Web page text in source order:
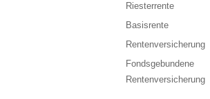
Riesterrente
Basisrente
Rentenversicherung
Fondsgebundene
Rentenversicherung